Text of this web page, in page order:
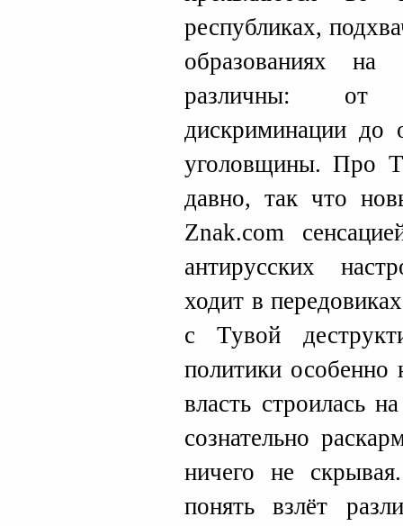
республиках,
образованиях
различны: от
дискриминации до
уголовщины. Про
давно, так что
Znak.com
антирусских
ходит в
с Тувой
политики особенно
власть строилась
сознательно
ничего не
понять взлёт